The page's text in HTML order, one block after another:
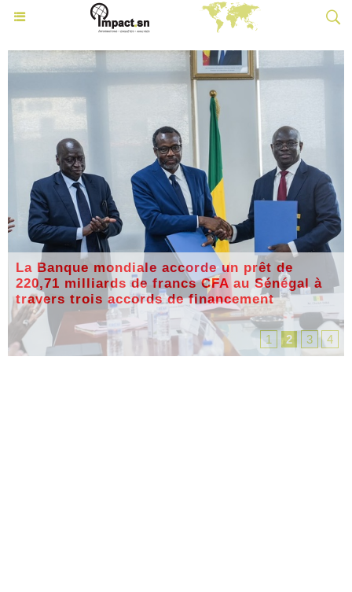
La Banque mondiale accorde un prêt de
220,71 milliards de francs CFA au Sénégal à
travers trois accords de financement
1 2 3 4